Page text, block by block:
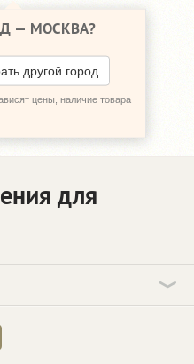
— МОСКВА?
другой город
цены, наличие товара
для